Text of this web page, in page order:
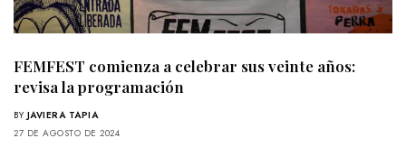
FEMFEST comienza a celebrar sus veinte años:
revisa la programación
BY JAVIERA TAPIA
27 DE AGOSTO DE 2024